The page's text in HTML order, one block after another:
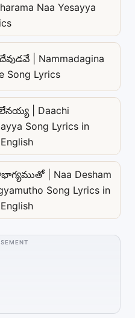
Naa Yesayya
| Nammadagina
Song Lyrics
| Daachi
Song Lyrics in
| Naa Desham
Song Lyrics in